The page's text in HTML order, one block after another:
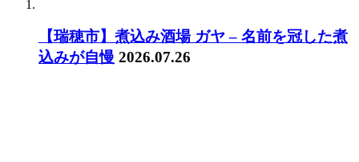
【瑞穂市】煮込み酒場 ガヤ – 名前を冠した煮
込みが自慢 2026.07.26